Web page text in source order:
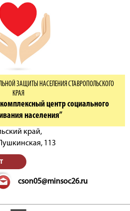
ЗАЩИТЫ НАСЕЛЕНИЯ СТАВРОПОЛЬСКОГО
КРАЯ
центр социального
населения”
край,
113
cson05@minsoc26.ru